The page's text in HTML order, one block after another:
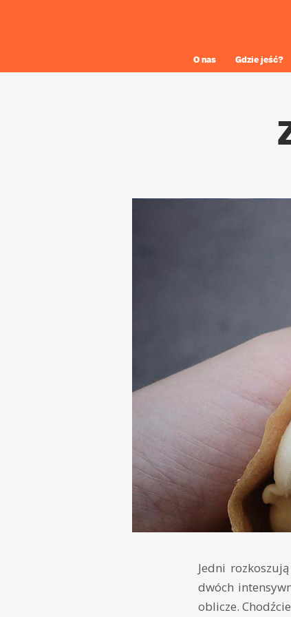
O nas Gdzie jeść?
Jedni
dwóch
oblicze.